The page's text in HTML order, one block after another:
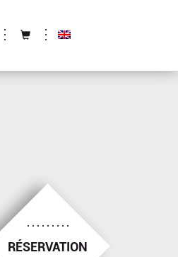
RÉSERVATION